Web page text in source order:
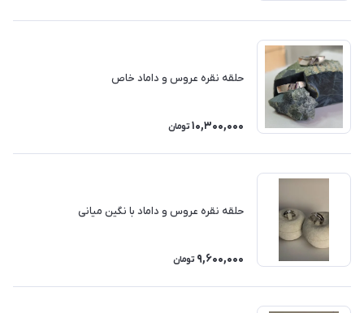
حلقه نقره عروس و داماد خاص
10,300,000 تومان
حلقه نقره عروس و داماد با نگین میانی
9,600,000 تومان